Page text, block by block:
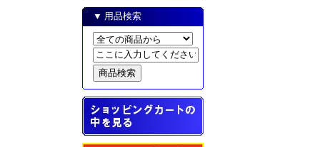
▼ 用品検索